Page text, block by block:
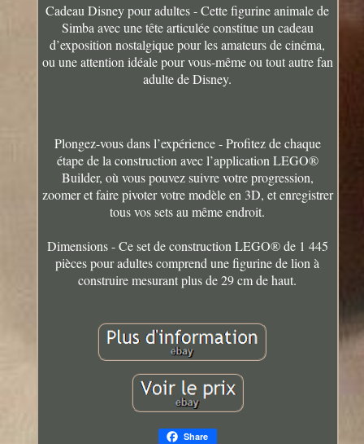
Cadeau Disney pour adultes - Cette figurine animale de
Simba avec une tête articulée constitue un cadeau
d’exposition nostalgique pour les amateurs de cinéma,
ou une attention idéale pour vous-même ou tout autre fan
adulte de Disney.
Plongez-vous dans l’expérience - Profitez de chaque
étape de la construction avec l’application LEGO®
Builder, où vous pouvez suivre votre progression,
zoomer et faire pivoter votre modèle en 3D, et enregistrer
tous vos sets au même endroit.
Dimensions - Ce set de construction LEGO® de 1 445
pièces pour adultes comprend une figurine de lion à
construire mesurant plus de 29 cm de haut.
Share